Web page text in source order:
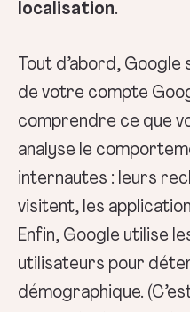
localisation.
Tout d’abord,
de votre compte
comprendre ce que
analyse le
internautes : leurs
visitent, les
Enfin, Google utilise
utilisateurs pour
démographique.